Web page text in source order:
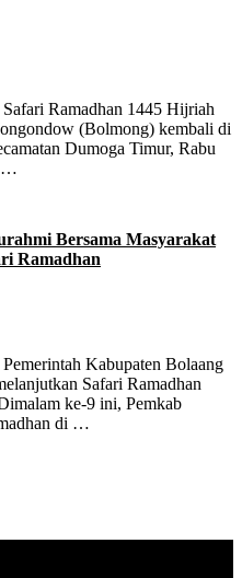
Ramadhan 1445 Hijriah
(Bolmong) kembali di
Dumoga Timur, Rabu
…
Bersama Masyarakat
Ramadhan
Kabupaten Bolaang
Safari Ramadhan
ke-9 ini, Pemkab
di …